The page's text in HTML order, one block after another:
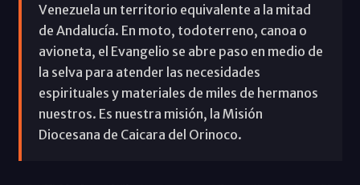
Venezuela un territorio equivalente a la mitad
de Andalucía. En moto, todoterreno, canoa o
avioneta, el Evangelio se abre paso en medio de
la selva para atender las necesidades
espirituales y materiales de miles de hermanos
nuestros. Es nuestra misión, la Misión
Diocesana de Caicara del Orinoco.